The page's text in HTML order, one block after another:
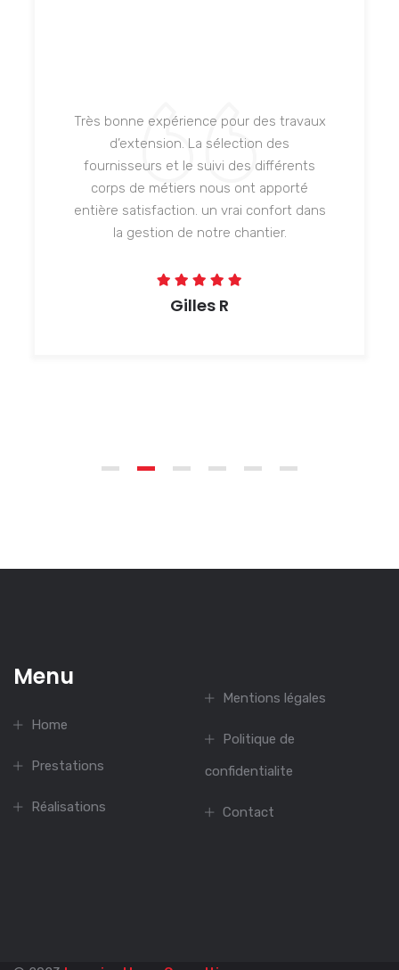
Très bonne expérience pour des travaux
d’extension. La sélection des
fournisseurs et le suivi des différents
corps de métiers nous ont apporté
entière satisfaction. un vrai confort dans
la gestion de notre chantier.
Gilles R
Menu
Home
Prestations
Réalisations
Mentions légales
Politique de
confidentialite
Contact